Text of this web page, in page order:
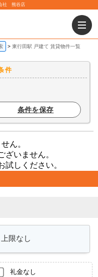
社 熊谷店
東行田駅 戸建て 賃貸物件一覧
件
条件を保存
ん。
ざいません。
試しください。
礼金なし